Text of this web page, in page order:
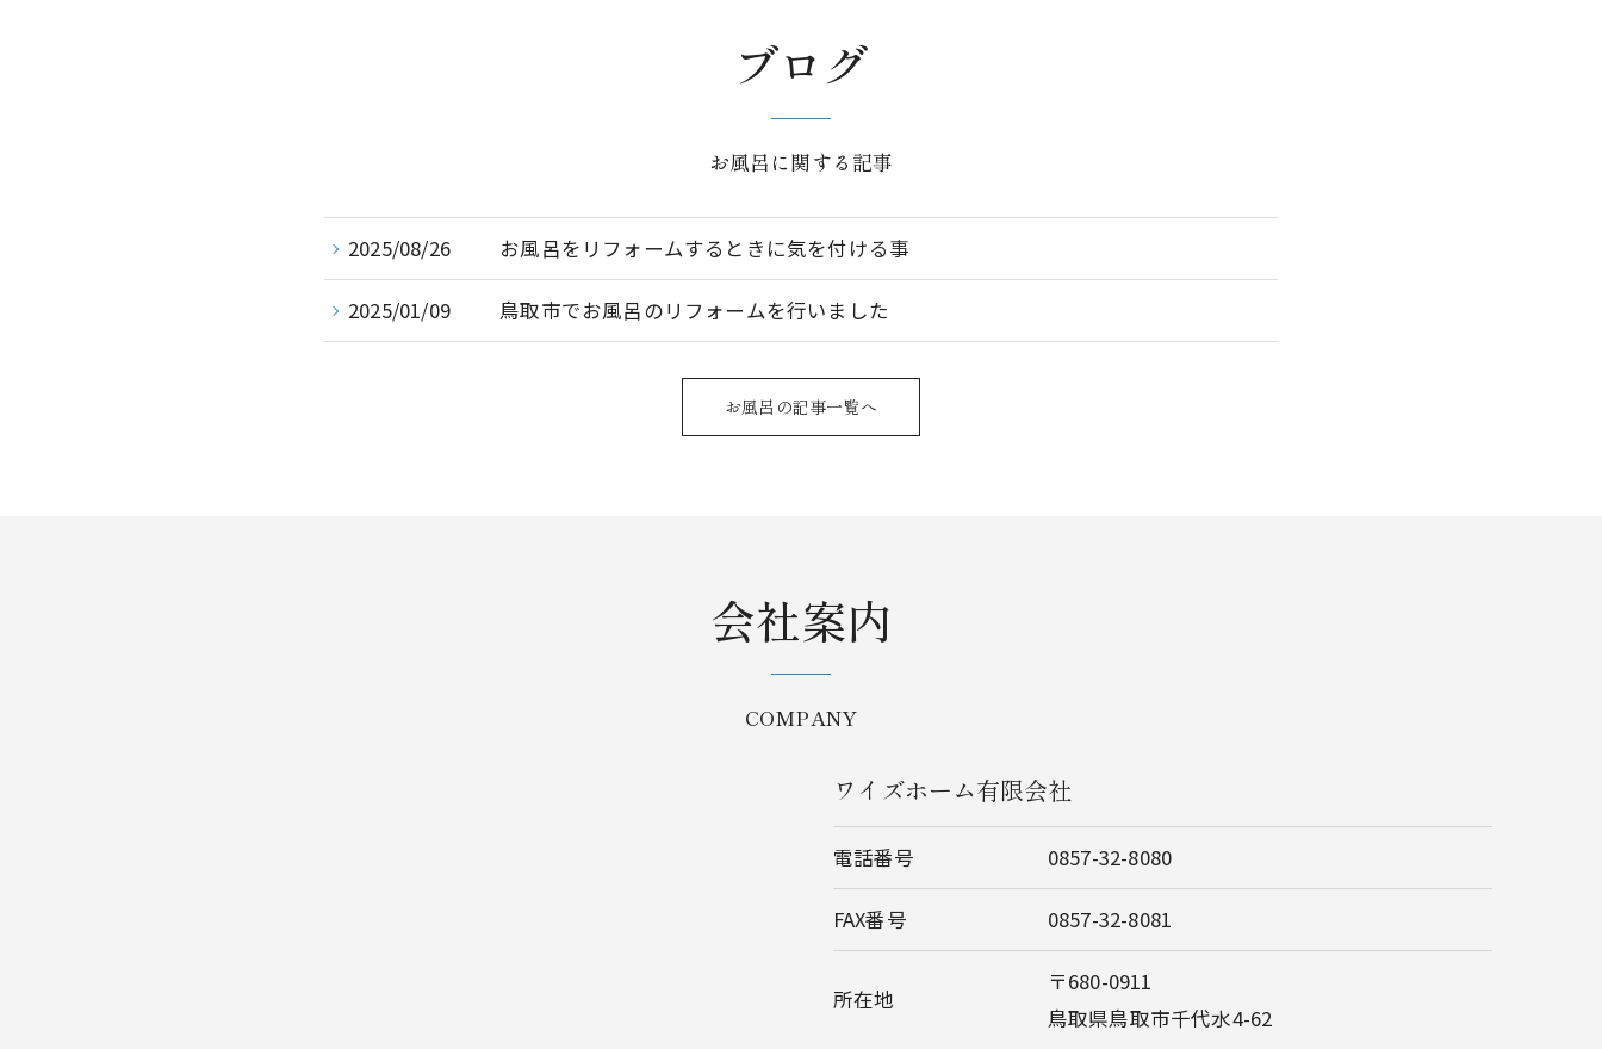
ブログ
お風呂に関する記事
2025/08/26 お風呂をリフォームするときに気を付ける事
2025/01/09 鳥取市でお風呂のリフォームを行いました
お風呂の記事一覧へ
会社案内
COMPANY
ワイズホーム有限会社
電話番号 0857-32-8080
FAX番号 0857-32-8081
所在地
〒680-0911
鳥取県鳥取市千代水4-62